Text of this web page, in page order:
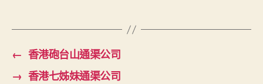
← 香港砲台山通渠公司
→ 香港七姊妹通渠公司